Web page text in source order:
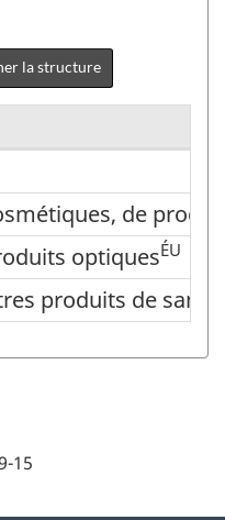
la structure
de
de
optiques
optiquesÉU
produits de
produits de
15